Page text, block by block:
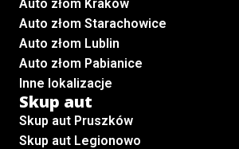
Auto złom Kraków
Auto złom Starachowice
Auto złom Lublin
Auto złom Pabianice
Inne lokalizacje
Skup aut
Skup aut Pruszków
Skup aut Legionowo